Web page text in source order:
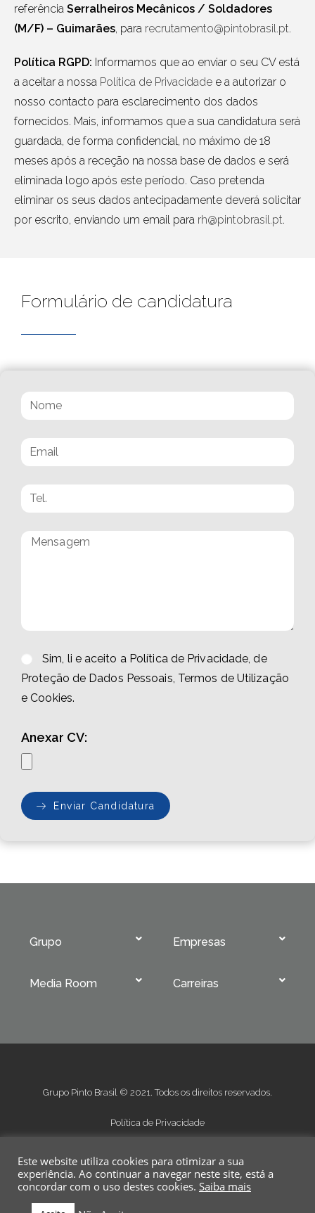
referência Serralheiros Mecânicos / Soldadores
(M/F) – Guimarães, para recrutamento@pintobrasil.pt.
Política RGPD: Informamos que ao enviar o seu CV está
a aceitar a nossa Política de Privacidade e a autorizar o
nosso contacto para esclarecimento dos dados
fornecidos. Mais, informamos que a sua candidatura será
guardada, de forma confidencial, no máximo de 18
meses após a receção na nossa base de dados e será
eliminada logo após este período. Caso pretenda
eliminar os seus dados antecipadamente deverá solicitar
por escrito, enviando um email para rh@pintobrasil.pt.
Formulário de candidatura
Sim, li e aceito a Política de Privacidade, de
Proteção de Dados Pessoais, Termos de Utilização
e Cookies.
Anexar CV:
Enviar Candidatura
Grupo
Media Room
Empresas
Carreiras
Grupo Pinto Brasil © 2021. Todos os direitos reservados.
Política de Privacidade
Condições Gerais de Fornecimento
Este website utiliza cookies para otimizar a sua
experiência. Ao continuar a navegar neste site, está a
concordar com o uso destes cookies. Saiba mais